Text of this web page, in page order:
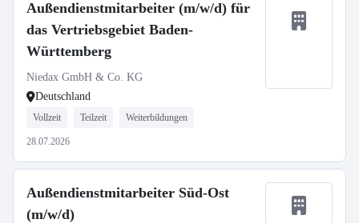
Außendienstmitarbeiter (m/w/d) für
das Vertriebsgebiet Baden-
Württemberg
Niedax GmbH & Co. KG
Deutschland
Vollzeit Teilzeit Weiterbildungen
28.07.2026
Außendienstmitarbeiter Süd-Ost
(m/w/d)